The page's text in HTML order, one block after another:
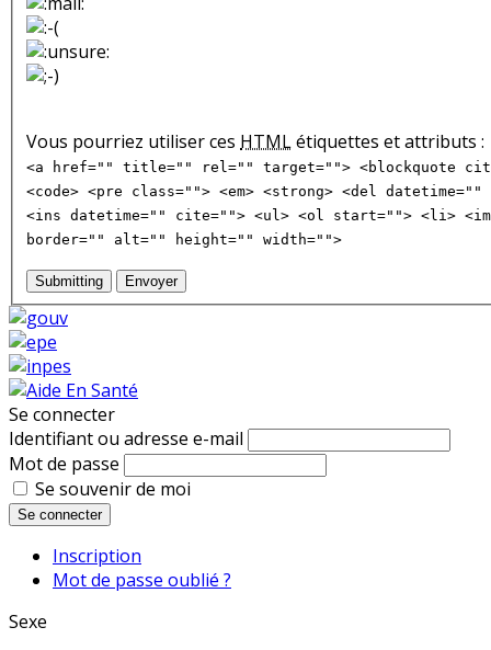
Vous pourriez utiliser ces HTMLétiquettes et attributs :
<a href="" title="" rel="" target=""> <blockquote
<code> <pre class=""> <em> <strong> <del
<ins datetime="" cite=""> <ul> <ol start=""> <li>
border="" alt="" height="" width="">
Submitting Envoyer
Se connecter
Identifiant ou adresse e-mail
Mot de passe
Se souvenir de moi
Se connecter
Inscription
Mot de passe oublié ?
Sexe